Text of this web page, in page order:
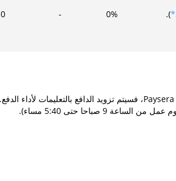
*
).
0%
-
0